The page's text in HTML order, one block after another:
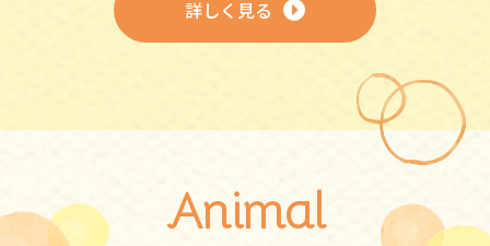
詳しく見る
Animal